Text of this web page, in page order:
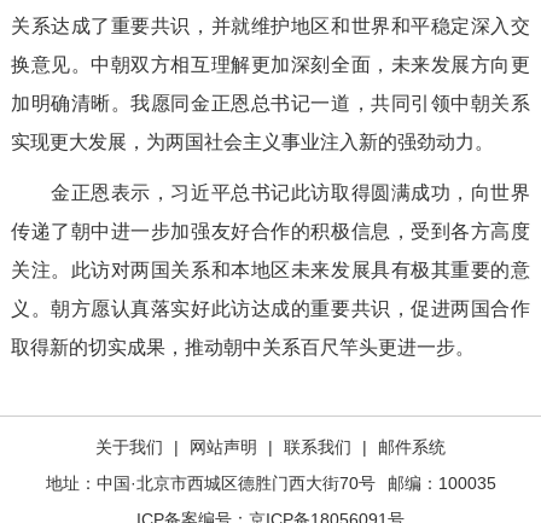
关系达成了重要共识，并就维护地区和世界和平稳定深入交
换意见。中朝双方相互理解更加深刻全面，未来发展方向更
加明确清晰。我愿同金正恩总书记一道，共同引领中朝关系
实现更大发展，为两国社会主义事业注入新的强劲动力。
金正恩表示，习近平总书记此访取得圆满成功，向世界
传递了朝中进一步加强友好合作的积极信息，受到各方高度
关注。此访对两国关系和本地区未来发展具有极其重要的意
义。朝方愿认真落实好此访达成的重要共识，促进两国合作
取得新的切实成果，推动朝中关系百尺竿头更进一步。
关于我们 | 网站声明 | 联系我们 |
邮件系统
地址：中国·北京市西城区德胜门西大街70号
邮编：100035